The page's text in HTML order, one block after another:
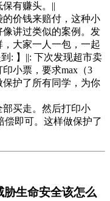
有赚头。||
价钱来赔付，这种小
像讲过类似的案例。发
大家一人一包，一起
: 】||: 下次发现超市卖
小票，要求max（3
保护了所有同学，为你
部买走。然后打印小
偿即可。这样做保护了
胁生命安全该怎么